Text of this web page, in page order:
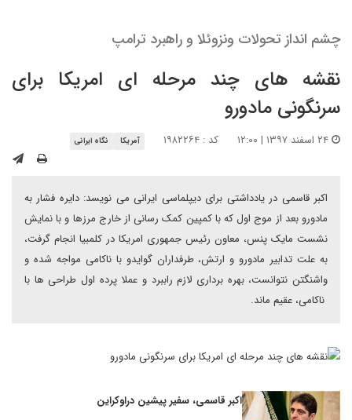
چشم انداز تحولات ونزوئلا و راهبرد ترامپ
نقشه های چند مرحله ای امریکا برای
سرنگونی مادورو
کد : ۱۹۸۲۲۶۴ آمریکا نگاه ایرانی
اکبر قاسمی در یادداشتی برای دیپلماسی ایرانی می نویسد: دایره فشار به
مادورو بعد از موج اول که با کمپین کمک رسانی از خارج مرزها و با نمایش
نشست مایک پنس، معاون رئیس جمهوری امریکا در کلمبیا انجام گرفت،
به علت تدابیر مادورو و ارتش، طرفداران گوایدو با ناکامی مواجه شده و
واشنگتن نتوانست، بهره برداری لازم راببرد و عملا پرده اول طراحی ها با
ناکامی، عقیم ماند.
اکبر قاسمی، سفیر پیشین دراوکراین